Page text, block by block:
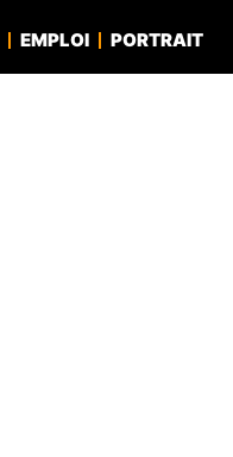
EMPLOI PORTRAIT